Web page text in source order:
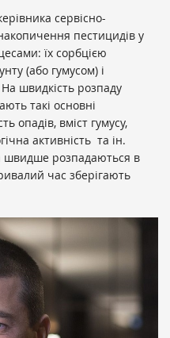
сервісно-
пестицидів у
їх сорбцією
(або гумусом) і
швидкість розпаду
такі основні
опадів, вміст гумусу,
активність та ін.
швидше розпадаються в
час зберігають